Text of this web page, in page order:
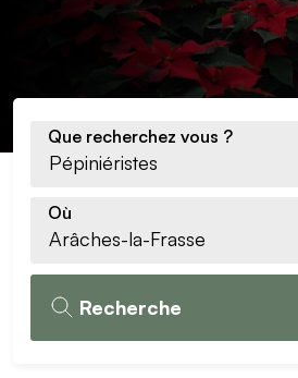
Que recherchez vous ?
Où
Recherche